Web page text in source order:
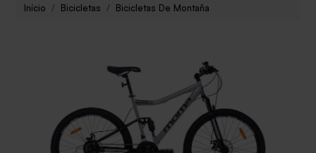
Início Bicicletas Bicicletas De Montaña